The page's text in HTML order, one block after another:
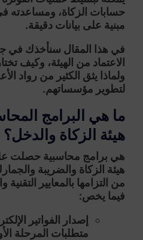
حسابات الزكاة، ومساعدته
مبنية على بيانات دقيقة.
في هذا المقال سنأخذك في
الاعتماد من الهيئة، وكيف
ولماذا يثق الكثير من رواد
لتطوير مؤسساتهم.
ما هي البرامج
هيئة الزكاة والدخل؟
هي برامج محاسبية حصلت
هيئة الزكاة والضريبة
من التزامها بالمعايير
فيما يخص:
إصدار الفواتير
متطلبات المرحلة